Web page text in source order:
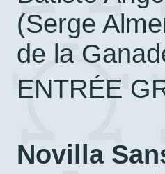
(Serge
de la
ENTRÉE
Novilla